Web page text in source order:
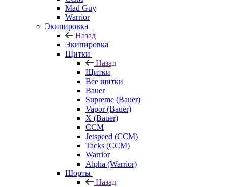
Mad Guy
Warrior
Экипировка
Назад
Экипировка
Щитки
Назад
Щитки
Все щитки
Bauer
Supreme (Bauer)
Vapor (Bauer)
X (Bauer)
CCM
Jetspeed (CCM)
Tacks (CCM)
Warrior
Alpha (Warrior)
Шорты
Назад